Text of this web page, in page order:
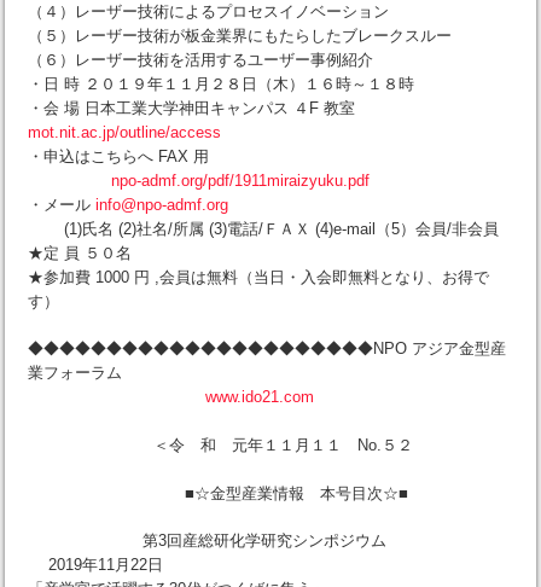
（４）レーザー技術によるプロセスイノベーション
（５）レーザー技術が板金業界にもたらしたブレークスルー
（６）レーザー技術を活用するユーザー事例紹介
・日 時 ２０１９年１１月２８日（木）１６時～１８時
・会 場 日本工業大学神田キャンパス ４F 教室
mot.nit.ac.jp/outline/access
・申込はこちらへ FAX 用
npo-admf.org/pdf/1911miraizyuku.pdf
・メール info@npo-admf.org
(1)氏名 (2)社名/所属 (3)電話/ＦＡＸ (4)e-mail（5）会員/非会員
★定 員 ５０名
★参加費 1000 円 ,会員は無料（当日・入会即無料となり、お得で
す）
◆◆◆◆◆◆◆◆◆◆◆◆◆◆◆◆◆◆◆◆◆◆NPO アジア金型産
業フォーラム
www.ido21.com
＜令 和 元年１１月１１ No.５２
■☆金型産業情報 本号目次☆■
第3回産総研化学研究シンポジウム
2019年11月22日